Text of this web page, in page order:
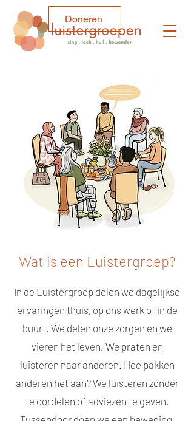
Doneren
Wat is een Luistergroep?
In de Luistergroep delen we dagelijkse
ervaringen thuis, op ons werk of in de
buurt. We delen onze zorgen en we
vieren het leven. We praten en
luisteren naar anderen. Hoe pakken
anderen het aan? We luisteren zonder
te oordelen of adviezen te geven.